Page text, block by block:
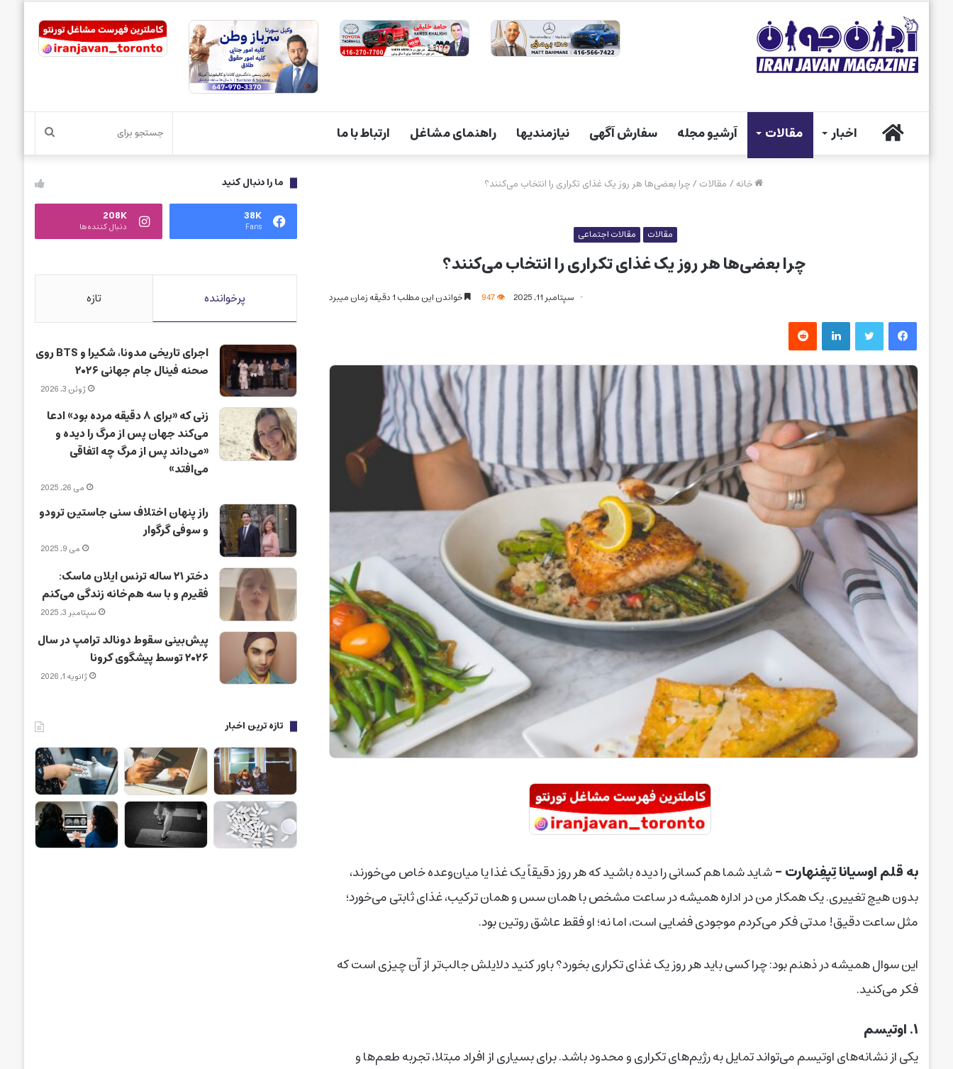
خانه اخبار مقالات آرشیو مجله سفارش آگهی نیازمندیها راهنمای مشاغل ارتباط با ما جستجو
برای خانه/ مقالات/چرا بعضی‌ها هر روز یک غذای تکراری را انتخاب می‌کنند؟
مقالات مقالات اجتماعی
چرا بعضی‌ها هر روز یک غذای تکراری را انتخاب می‌کنند؟
سپتامبر 11, 2025 خواندن این مطلب 1 دقیقه زمان میبرد
فیس بوک توییتر لینکدین‫رددیت
به قلم اوسیانا تِپفِنهارت –شاید شما هم کسانی را دیده باشید که هر روز دقیقاً یک غذا یا میان‌وعده‌ خاص می‌خورند،
بدون هیچ تغییری. یک همکار من در اداره همیشه در ساعت مشخص با همان سس و همان ترکیب، غذای ثابتی می‌خورد؛
مثل ساعت دقیق! مدتی فکر می‌کردم موجودی فضایی است، اما نه؛ او فقط عاشق روتین بود.
این سوال همیشه در ذهنم بود: چرا کسی باید هر روز یک غذای تکراری بخورد؟ باور کنید دلایلش جالب‌تر از آن چیزی است که
فکر می‌کنید.
۱. اوتیسم
یکی از نشانه‌های اوتیسم می‌تواند تمایل به رژیم‌های تکراری و محدود باشد. برای بسیاری از افراد مبتلا، تجربه‌ طعم‌ها و
ما را دنبال کنید
38K
Fans
208K
دنبال کننده‌ها
پرخواننده تازه
اجرای تاریخی مدونا، شکیرا و BTS روی
صحنه فینال جام جهانی ۲۰۲۶
ژوئن 3, 2026
زنی که «برای ۸ دقیقه مرده بود» ادعا
می‌کند جهان پس از مرگ را دیده و
«می‌داند پس از مرگ چه اتفاقی
می‌افتد»
می 26, 2025
راز پنهان اختلاف سنی جاستین ترودو
و سوفی گرگوار
می 9, 2025
دختر ۲۱ ساله ترنس ایلان ماسک:
فقیرم و با سه هم‌خانه زندگی می‌کنم
سپتامبر 3, 2025
پیش‌بینی سقوط دونالد ترامپ در سال
۲۰۲۶ توسط پیشگوی کرونا
ژانویه 1, 2026
تازه ترین اخبار